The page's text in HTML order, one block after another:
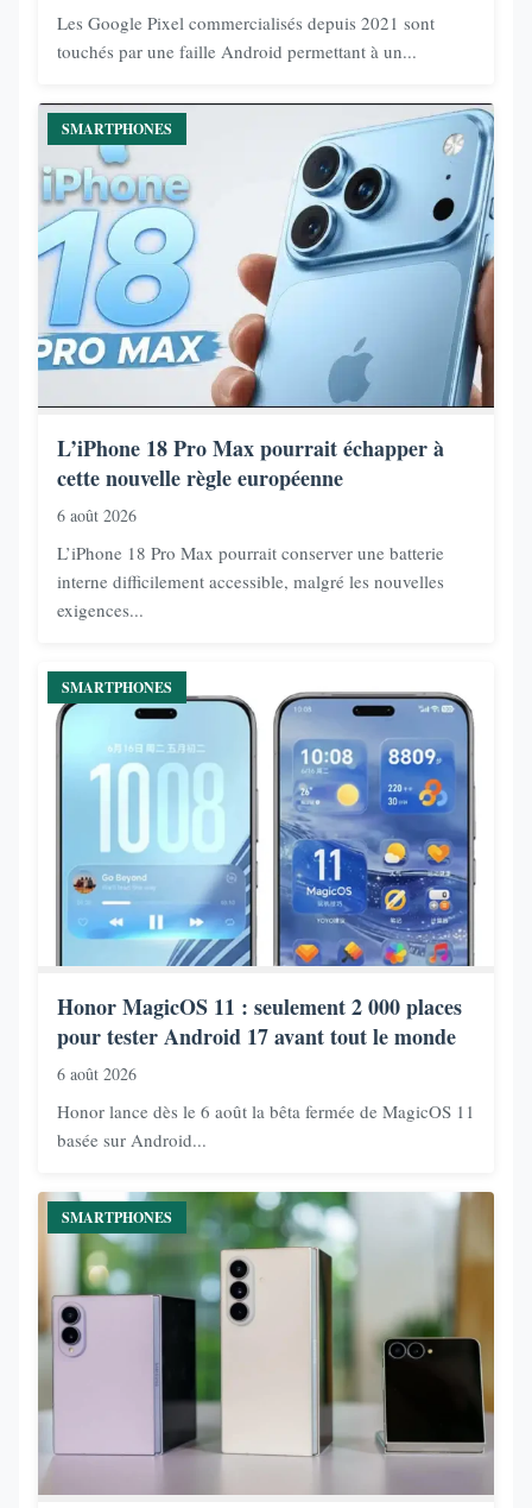
Les Google Pixel commercialisés depuis 2021 sont
touchés par une faille Android permettant à un...
SMARTPHONES
L’iPhone 18 Pro Max pourrait échapper à
cette nouvelle règle européenne
6 août 2026
L’iPhone 18 Pro Max pourrait conserver une batterie
interne difficilement accessible, malgré les nouvelles
exigences...
SMARTPHONES
Honor MagicOS 11 : seulement 2 000 places
pour tester Android 17 avant tout le monde
6 août 2026
Honor lance dès le 6 août la bêta fermée de MagicOS 11
basée sur Android...
SMARTPHONES